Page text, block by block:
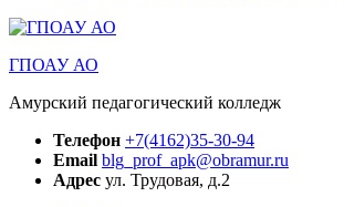
ГПОАУ АО
Амурский педагогический колледж
Телефон +7(4162)35-30-94
Email blg_prof_apk@obramur.ru
Адрес ул. Трудовая, д.2